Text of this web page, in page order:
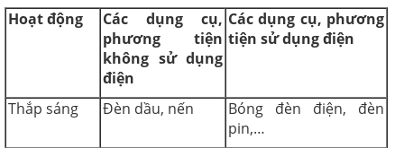
Hoạt động
Các dụng cụ,
phương tiện
không sử dụng
điện
Các dụng cụ, phương
tiện sử dụng điện
Thắp sáng Đèn dầu, nến
Bóng đèn điện, đèn
pin,…